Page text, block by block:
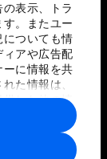
表示、トラ
。またユー
ついても情
アや広告配
に情報を共
た情報は、
供した他の情
使用した際
され、各パー
がありま